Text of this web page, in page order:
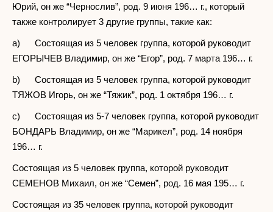
Юрий, он же “Чернослив”, род. 9 июня 196… г., который
также контролирует 3 другие группы, такие как:
a) Состоящая из 5 человек группа, которой руководит
ЕГОРЫЧЕВ Владимир, он же “Егор”, род. 7 марта 196… г.
b) Состоящая из 5 человек группа, которой руководит
ТЯЖОВ Игорь, он же “Тяжик”, род. 1 октября 196… г.
c) Состоящая из 5-7 человек группа, которой руководит
БОНДАРЬ Владимир, он же “Марикел”, род. 14 ноября
196… г.
Состоящая из 5 человек группа, которой руководит
СЕМЕНОВ Михаил, он же “Семен”, род. 16 мая 195… г.
Состоящая из 35 человек группа, которой руководит